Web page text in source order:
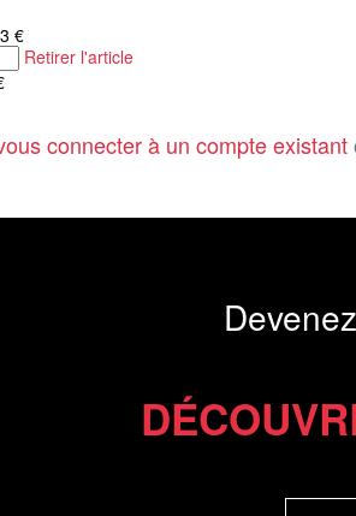
€
Retirer l'article
connecter à un compte existant